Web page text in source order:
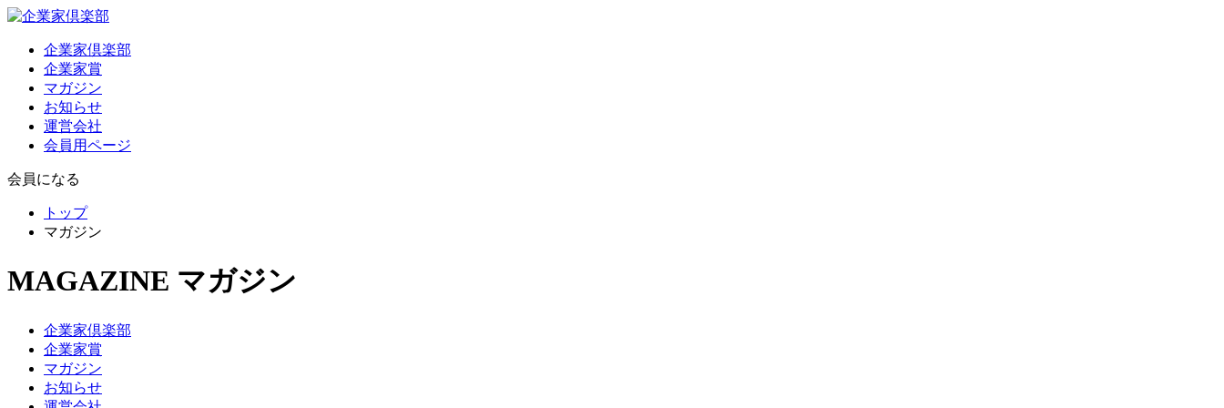
企業家倶楽部
企業家賞
マガジン
お知らせ
運営会社
会員用ページ
会員になる
トップ
マガジン
MAGAZINE マガジン
企業家倶楽部
企業家賞
マガジン
お知らせ